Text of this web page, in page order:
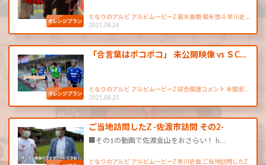
となりのアルビ アルビムービーZ 高木善朗 堀米悠斗 早川史…
2021.08.26
「合言葉はポコポコ」 未公開映像 vs ＳC…
となりのアルビ アルビムービーZ 試合関連コメント 本間至…
2021.08.25
ご当地訪問したZ -佐渡市訪問 その2-
■その1の動画で佐渡金山をおさらい！ h…
となりのアルビ アルビムービーZ 早川史哉 ご当地訪問したZ